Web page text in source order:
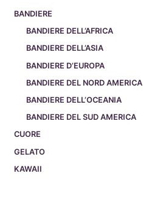
BANDIERE
BANDIERE DELL’AFRICA
BANDIERE DELL’ASIA
BANDIERE D’EUROPA
BANDIERE DEL NORD AMERICA
BANDIERE DELL’OCEANIA
BANDIERE DEL SUD AMERICA
CUORE
GELATO
KAWAII